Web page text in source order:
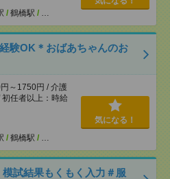
/ 鶴橋駅 / …
験OK＊おばあちゃんのお
～1750円 / 介護
任者以上：時給
/ 鶴橋駅 / …
気になる！
模試結果もくもく入力＃服